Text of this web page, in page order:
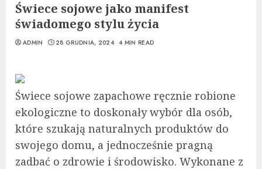
Świece sojowe jako manifest
świadomego stylu życia
ADMIN 28 GRUDNIA, 2024 4 MIN READ
Świece sojowe zapachowe ręcznie robione
ekologiczne to doskonały wybór dla osób,
które szukają naturalnych produktów do
swojego domu, a jednocześnie pragną
zadbać o zdrowie i środowisko. Wykonane z